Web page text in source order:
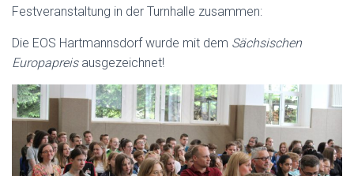
Festveranstaltung in der Turnhalle zusammen:
Die EOS Hartmannsdorf wurde mit dem Sächsischen
Europapreisausgezeichnet!